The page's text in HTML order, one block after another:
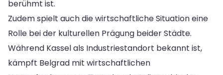
berühmt ist.
Zudem spielt auch die wirtschaftliche Situation eine
Rolle bei der kulturellen Prägung beider Städte.
Während Kassel als Industriestandort bekannt ist,
kämpft Belgrad mit wirtschaftlichen